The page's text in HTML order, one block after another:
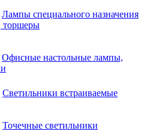
Лампы специального назначения
торшеры
Офисные настольные лампы,
Светильники встраиваемые
Точечные светильники